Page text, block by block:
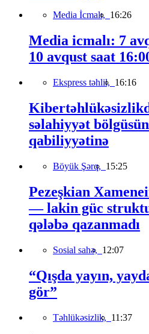
Media İcmalı, 16:26
Media icmalı: 7
10 avqust saat
Ekspress təhlil, 16:16
səlahiyyət
qabiliyyətinə
Böyük Şərq, 15:25
Pezeşkian
— lakin güc
qələbə qazanmadı
Sosial sahə, 12:07
“Qışda yayın,
gör”
Təhlükəsizlik, 11:37